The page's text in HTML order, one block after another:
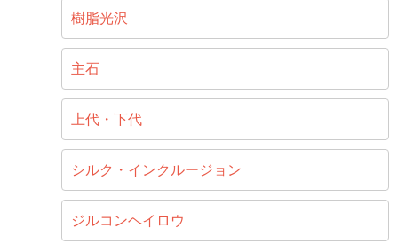
樹脂光沢
主石
上代・下代
シルク・インクルージョン
ジルコンヘイロウ